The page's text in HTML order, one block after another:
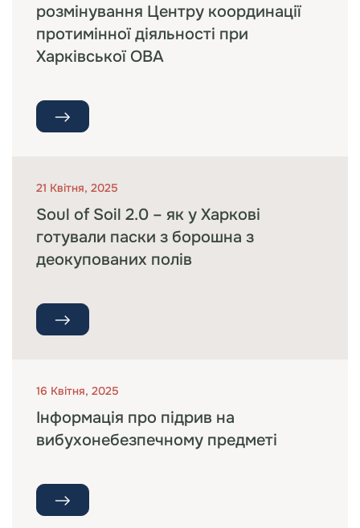
розмінування Центру координації
протимінної діяльності при
Харківської ОВА
21 Квітня, 2025
Soul of Soil 2.0 – як у Харкові
готували паски з борошна з
деокупованих полів
16 Квітня, 2025
Інформація про підрив на
вибухонебезпечному предметі